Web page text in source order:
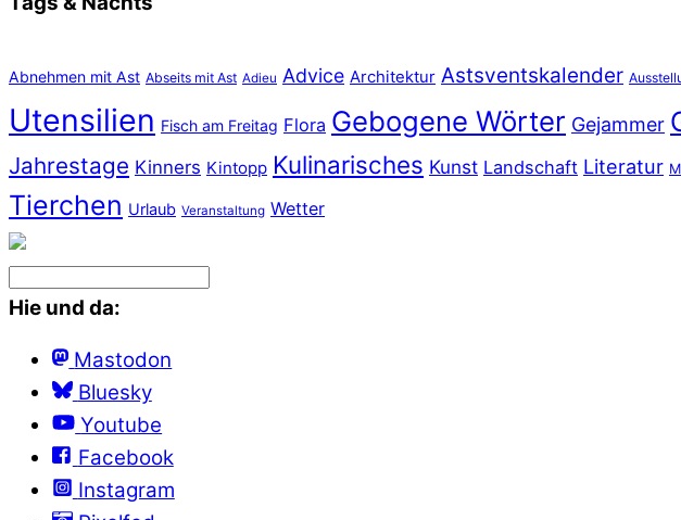
Abnehmen mit Ast Abseits mit Ast Adieu Advice Architektur Astsventskalender
Utensilien Fisch am Freitag Flora Gebogene Wörter Gejammer
Jahrestage Kinners Kintopp Kulinarisches Kunst Landschaft Literatur
Tierchen Urlaub Veranstaltung Wetter
Hie und da:
Mastodon
Bluesky
Youtube
Facebook
Instagram